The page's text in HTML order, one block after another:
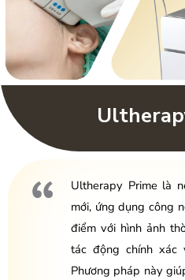
Ultherapy Prime là
mới, ứng dụng công
điểm với hình ảnh
tác động chính xác
Phương pháp này